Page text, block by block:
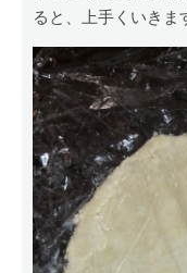
ると、上手くいきま